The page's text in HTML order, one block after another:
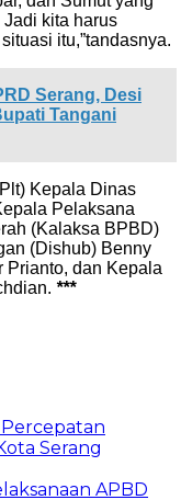
kita harus
itu,”tandasnya.
Serang, Desi
Tangani
Kepala Dinas
Pelaksana
(Kalaksa BPBD)
(Dishub) Benny
Prianto, dan Kepala
***
Serang
APBD